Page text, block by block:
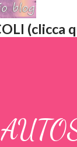
(clicca